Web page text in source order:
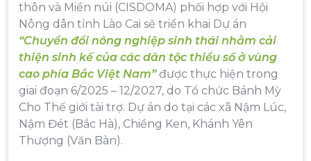
thôn và Miền núi (CISDOMA) phối hợp với Hội
Nông dân tỉnh Lào Cai sẽ triển khai Dự án
“Chuyển đổi nông nghiệp sinh thái nhằm cải
thiện sinh kế của các dân tộc thiểu số ở vùng
cao phía Bắc Việt Nam”được thực hiện trong
giai đoạn 6/2025 – 12/2027, do Tổ chức Bánh Mỳ
Cho Thế giới tài trợ. Dự án do tại các xã Nậm Lúc,
Nậm Đét (Bắc Hà), Chiềng Ken, Khánh Yên
Thượng (Văn Bàn).